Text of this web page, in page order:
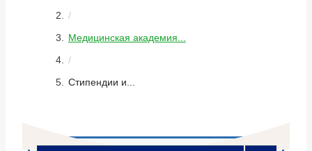
/
Медицинская академия...
/
Стипендии и...